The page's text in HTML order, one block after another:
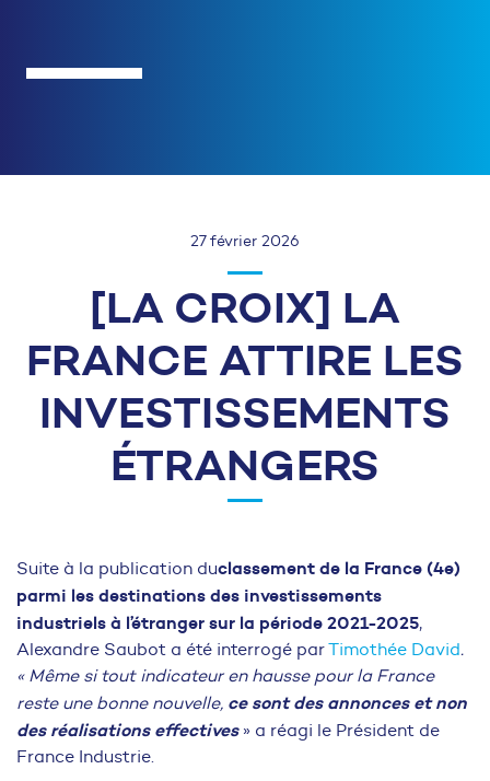
27 février 2026
[LA CROIX] LA
FRANCE ATTIRE LES
INVESTISSEMENTS
ÉTRANGERS
Suite à la publication duclassement de la France (4e)
parmi les destinations des investissements
industriels à l’étranger sur la période 2021-2025,
Alexandre Saubot a été interrogé parTimothée David.
« Même si tout indicateur en hausse pour la France
reste une bonne nouvelle, ce sont des annonces et non
des réalisations effectives» a réagi le Président de
France Industrie.